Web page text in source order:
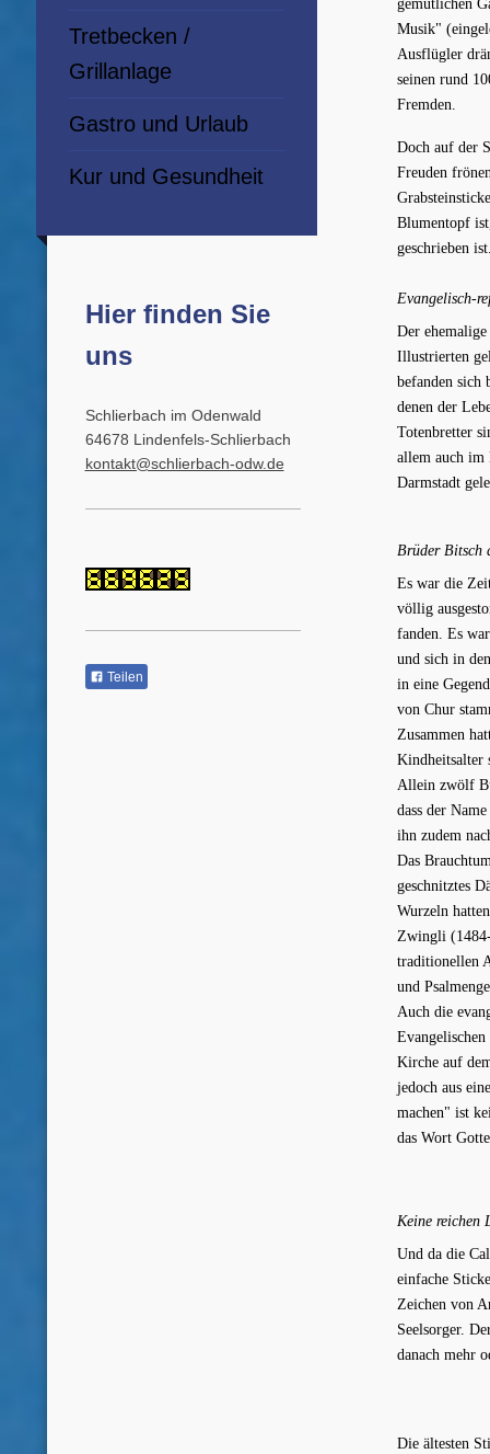
gemütlichen
Musik"
Ausflügler
seinen rund
Fremden.
Doch auf der
Freuden
Blumentopf
geschrieben
Evangelisch-
Der
Illustrierten
befanden sich
denen der
Totenbretter
allem auch im
Darmstadt
Brüder Bitsch
Es war die
völlig
fanden. Es
und sich in
in eine
von Chur
Zusammen
Kindheitsalter
Allein zwölf
dass der
ihn zudem
Das
geschnitztes
Wurzeln
Zwingli
traditionellen
und
Auch die
Kirche auf
jedoch aus
machen" ist
das Wort
Keine reichen
Und da die
einfache
Zeichen von
Seelsorger.
danach mehr
Die ältesten
Tretbecken /
Grillanlage
Gastro und Urlaub
Kur und Gesundheit
Hier finden Sie
uns
Schlierbach im Odenwald
64678 Lindenfels-Schlierbach
kontakt@schlierbach-odw.de
Teilen